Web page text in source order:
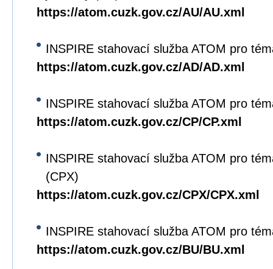
https://atom.cuzk.gov.cz/AU/AU.xml
INSPIRE stahovací služba ATOM pro
https://atom.cuzk.gov.cz/AD/AD.xml
INSPIRE stahovací služba ATOM pro
https://atom.cuzk.gov.cz/CP/CP.xml
INSPIRE stahovací služba ATOM pro
(CPX)
https://atom.cuzk.gov.cz/CPX/CPX.xml
INSPIRE stahovací služba ATOM pro
https://atom.cuzk.gov.cz/BU/BU.xml